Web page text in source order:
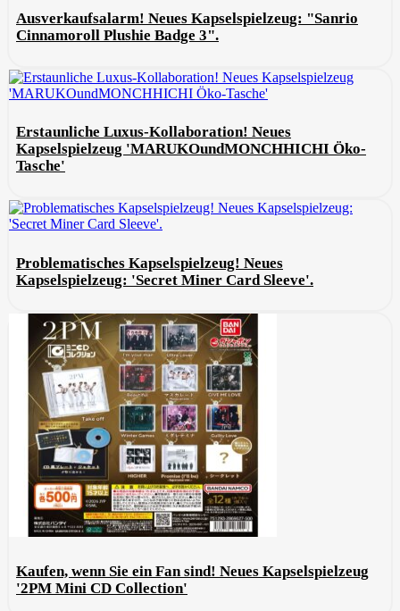
Ausverkaufsalarm! Neues Kapselspielzeug: "Sanrio
Cinnamoroll Plushie Badge 3".
Erstaunliche Luxus-Kollaboration! Neues
Kapselspielzeug 'MARUKOundMONCHHICHI Öko-
Tasche'
Problematisches Kapselspielzeug! Neues
Kapselspielzeug: 'Secret Miner Card Sleeve'.
Kaufen, wenn Sie ein Fan sind! Neues Kapselspielzeug
'2PM Mini CD Collection'